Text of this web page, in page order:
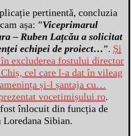
pertinentă, concluzia
așa: ”Viceprimarul
– Ruben Lațcău a solicitat
echipei de proiect…”. Și
excluderea fostului director
cel care l-a dat în vileag
și-l șantaja cu…
vocetimișului.ro.
înlocuit din funcția de
Loredana Sibian.